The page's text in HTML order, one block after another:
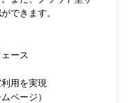
できます。
ース
用を実現
ページ）